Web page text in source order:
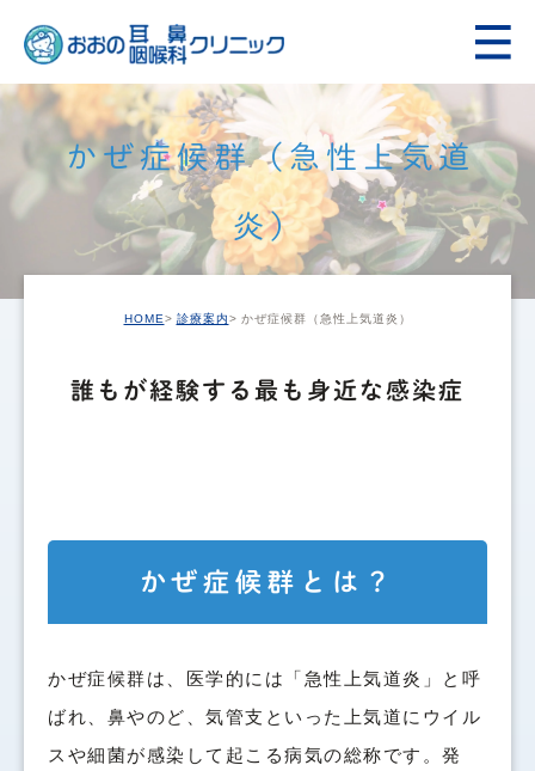
かぜ症候群（急性上気道
炎）
HOME 診療案内 かぜ症候群（急性上気道炎）
誰もが経験する最も身近な感染症
かぜ症候群とは？
かぜ症候群は、医学的には「急性上気道炎」と呼
ばれ、鼻やのど、気管支といった上気道にウイル
スや細菌が感染して起こる病気の総称です。発